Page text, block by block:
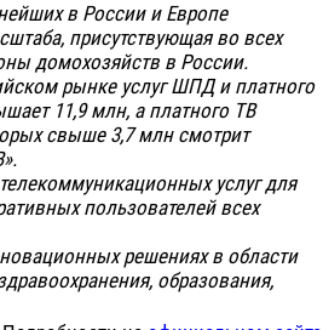
в России и Европе
присутствующая во всех
домохозяйств в России.
рынке услуг ШПД и платного
11,9 млн, а платного ТВ
свыше 3,7 млн смотрит
услуг для
пользователей всех
решениях в области
образования,